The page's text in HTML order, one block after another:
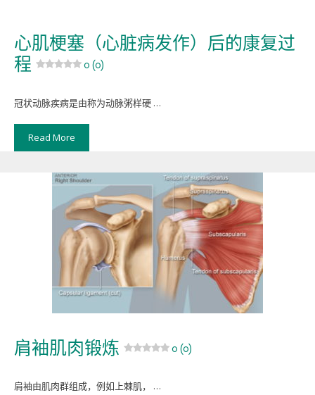
心肌梗塞（心脏病发作）后的康复过
程
0 (0)
冠状动脉疾病是由称为动脉粥样硬 …
Read More
肩袖肌肉锻炼 0 (0)
肩袖由肌肉群组成，例如上棘肌， …